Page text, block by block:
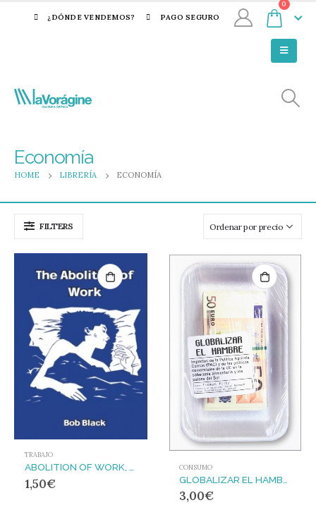
¿DÓNDE VENDEMOS? PAGO SEGURO
0
Economía
HOME LIBRERÍA ECONOMÍA
FILTERS
TRABAJO
1,50€
CONSUMO
3,00€